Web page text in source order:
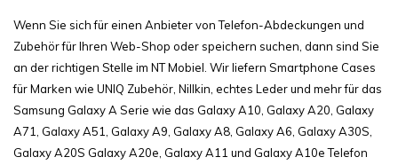
Wenn Sie sich für einen Anbieter von Telefon-Abdeckungen und
Zubehör für Ihren Web-Shop oder speichern suchen, dann sind Sie
an der richtigen Stelle im NT Mobiel. Wir liefern Smartphone Cases
für Marken wie UNIQ Zubehör, Nillkin, echtes Leder und mehr für das
Samsung Galaxy A Serie wie das Galaxy A10, Galaxy A20, Galaxy
A71, Galaxy A51, Galaxy A9, Galaxy A8, Galaxy A6, Galaxy A30S,
Galaxy A20S Galaxy A20e, Galaxy A11 und Galaxy A10e Telefon